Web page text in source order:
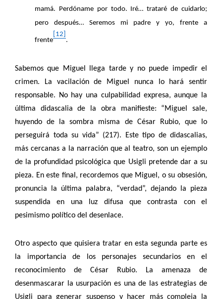
mamá. Perdóname por todo. Iré… trataré de cuidarlo;
pero después… Seremos mi padre y yo, frente a
frente
[12]
.
Sabemos que Miguel llega tarde y no puede impedir el
crimen. La vacilación de Miguel nunca lo hará sentir
responsable. No hay una culpabilidad expresa, aunque la
última didascalia de la obra manifieste: “Miguel sale,
huyendo de la sombra misma de César Rubio, que lo
perseguirá toda su vida” (217). Este tipo de didascalias,
más cercanas a la narración que al teatro, son un ejemplo
de la profundidad psicológica que Usigli pretende dar a su
pieza. En este final, recordemos que Miguel, o su obsesión,
pronuncia la última palabra, “verdad”, dejando la pieza
suspendida en una luz difusa que contrasta con el
pesimismo político del desenlace.
Otro aspecto que quisiera tratar en esta segunda parte es
la importancia de los personajes secundarios en el
reconocimiento de César Rubio. La amenaza de
desenmascarar la usurpación es una de las estrategias de
Usigli para generar suspenso y hacer más compleja la